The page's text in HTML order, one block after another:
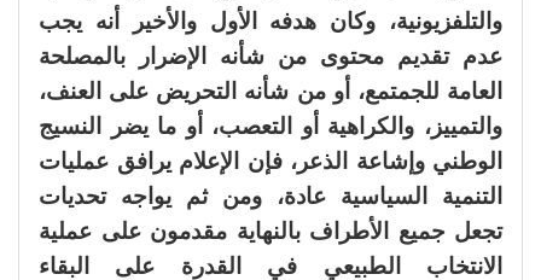
والتلفزيونية، وكان هدفه الأول والأخير أنه يجب
عدم تقديم محتوى من شأنه الإضرار بالمصلحة
العامة للجمتمع، أو من شأنه التحريض على العنف،
والتمييز، والكراهية أو التعصب، أو ما يضر النسيج
الوطني وإشاعة الذعر، فإن الإعلام يرافق عمليات
التنمية السياسية عادة، ومن ثم يواجه تحديات
تجعل جميع الأطراف بالنهاية مقدمون على عملية
الانتخاب الطبيعي في القدرة على البقاء